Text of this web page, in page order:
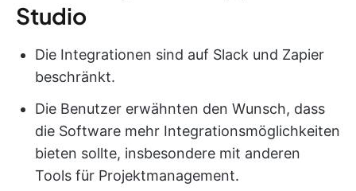
Studio
Die Integrationen sind auf Slack und Zapier
beschränkt.
Die Benutzer erwähnten den Wunsch, dass
die Software mehr Integrationsmöglichkeiten
bieten sollte, insbesondere mit anderen
Tools für Projektmanagement.